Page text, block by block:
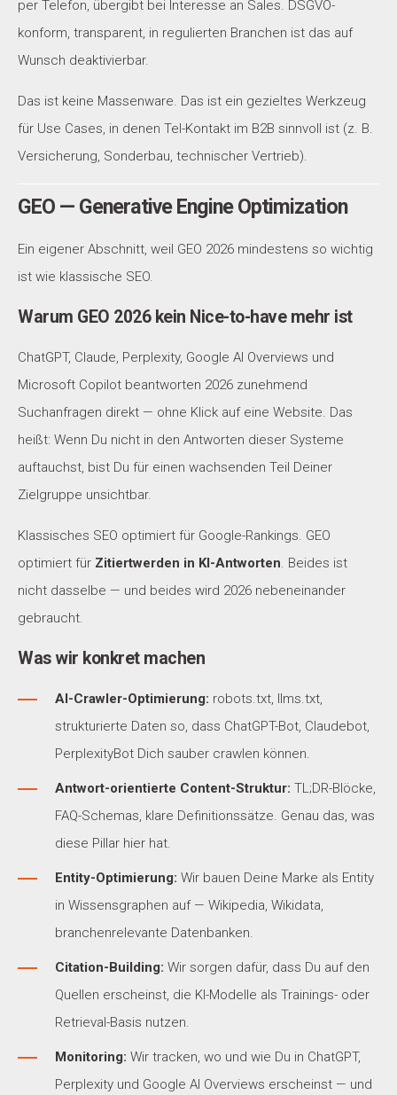
per Telefon, übergibt bei Interesse an Sales. DSGVO-
konform, transparent, in regulierten Branchen ist das auf
Wunsch deaktivierbar.
Das ist keine Massenware. Das ist ein gezieltes Werkzeug
für Use Cases, in denen Tel-Kontakt im B2B sinnvoll ist (z. B.
Versicherung, Sonderbau, technischer Vertrieb).
GEO — Generative Engine Optimization
Ein eigener Abschnitt, weil GEO 2026 mindestens so wichtig
ist wie klassische SEO.
Warum GEO 2026 kein Nice-to-have mehr ist
ChatGPT, Claude, Perplexity, Google AI Overviews und
Microsoft Copilot beantworten 2026 zunehmend
Suchanfragen direkt — ohne Klick auf eine Website. Das
heißt: Wenn Du nicht in den Antworten dieser Systeme
auftauchst, bist Du für einen wachsenden Teil Deiner
Zielgruppe unsichtbar.
Klassisches SEO optimiert für Google-Rankings. GEO
optimiert für Zitiertwerden in KI-Antworten. Beides ist
nicht dasselbe — und beides wird 2026 nebeneinander
gebraucht.
Was wir konkret machen
AI-Crawler-Optimierung: robots.txt, llms.txt,
strukturierte Daten so, dass ChatGPT-Bot, Claudebot,
PerplexityBot Dich sauber crawlen können.
Antwort-orientierte Content-Struktur: TL;DR-Blöcke,
FAQ-Schemas, klare Definitionssätze. Genau das, was
diese Pillar hier hat.
Entity-Optimierung: Wir bauen Deine Marke als Entity
in Wissensgraphen auf — Wikipedia, Wikidata,
branchenrelevante Datenbanken.
Citation-Building: Wir sorgen dafür, dass Du auf den
Quellen erscheinst, die KI-Modelle als Trainings- oder
Retrieval-Basis nutzen.
Monitoring: Wir tracken, wo und wie Du in ChatGPT,
Perplexity und Google AI Overviews erscheinst — und